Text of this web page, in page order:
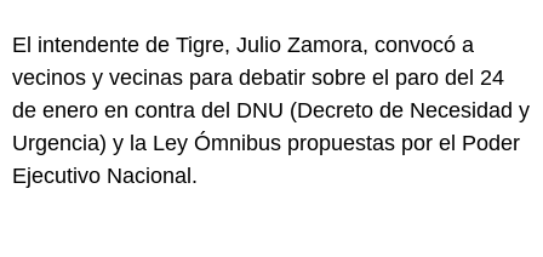
El intendente de Tigre, Julio Zamora, convocó a
vecinos y vecinas para debatir sobre el paro del 24
de enero en contra del DNU (Decreto de Necesidad y
Urgencia) y la Ley Ómnibus propuestas por el Poder
Ejecutivo Nacional.